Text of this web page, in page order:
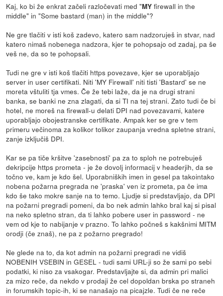
Kaj, ko bi že enkrat začeli razločevati med "MY firewall in the
middle" in "Some bastard (man) in the middle"?
Ne gre tlačiti v isti koš zadevo, katero sam nadzoruješ in stvar, nad
katero nimaš nobenega nadzora, kjer te pohopsajo od zadaj, pa še
veš ne, da so te pohopsali.
Tudi ne gre v isti koš tlačiti https povezave, kjer se uporabljajo
server in user certifikati. Niti 'MY Firewall' niti tisti 'Bastard' se ne
moreta vštuliti tja vmes. Če že tebi laže, da je na drugi strani
banka, se banki ne zna zlagati, da si TI na tej strani. Zato tudi če bi
hotel, ne moreš na firewall-u delati DPI nad povezavami, katere
uporabljajo obojestranske certifikate. Ampak ker se gre v tem
primeru večinoma za kolikor tolikor zaupanja vredna spletne strani,
zanje izključiš DPI.
Kar se pa tiče kršitve 'zasebnosti' pa za to sploh ne potrebuješ
dekripcije https prometa - je že dovolj informacij v headerjih, da se
točno ve, kam je kdo šel. Uporabniških imen in gesel pa takointako
nobena požarna pregrada ne 'praska' ven iz prometa, pa če ima
kdo še tako mokre sanje na to temo. Ljudje si predstavljajo, da DPI
na požarni pregradi pomeni, da bo nek admin lahko bral kaj si pisal
na neko spletno stran, da ti lahko pobere user in password - ne
vem od kje to nabijanje v prazno. To lahko počneš s kakšnimi MITM
orodji (če znaš), ne pa z požarno pregrado!
Ne glede na to, da kot admin na požarni pregradi ne vidiš
NOBENIH VSEBIN in GESEL - tudi sami URL-ji so že sami po sebi
podatki, ki niso za vsakogar. Predstavljajte si, da admin pri malici
za mizo reče, da nekdo v prodaji že cel dopoldan brska po straneh
in forumskih topic-ih, ki se nanašajo na picajzle. Tudi če ne reče